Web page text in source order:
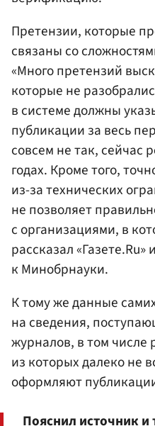
Претензии, которые
связаны со
«Много претензий
которые не
в системе должны
публикации за весь
совсем не так, сейчас
годах. Кроме того,
из-за технических
не позволяет
с организациями, в
рассказал
к Минобрнауки.
К тому же данные
на сведения,
журналов, в том числе
из которых далеко не
оформляют
Пояснил источник и